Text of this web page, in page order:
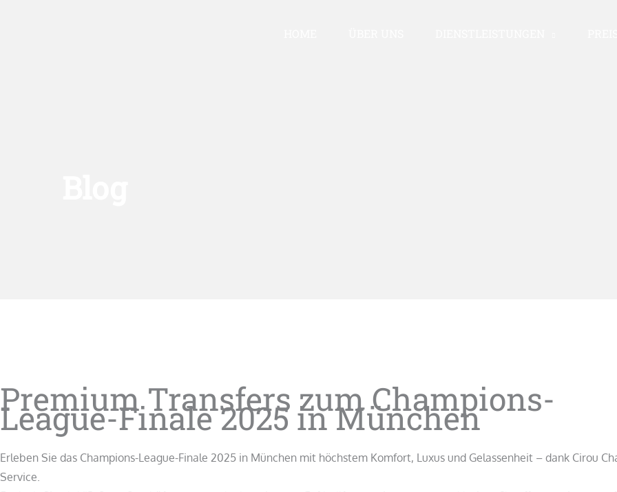
Premium Transfers zum Champions-
League-Finale 2025 in München
Erleben Sie das Champions-League-Finale 2025 in München mit höchstem Komfort, Luxus und Gelassenheit – dank Cirou
Service.